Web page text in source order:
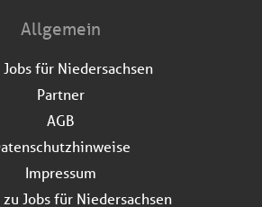
Allgemein
Jobs für Niedersachsen
Partner
AGB
Impressum
Jobs für Niedersachsen